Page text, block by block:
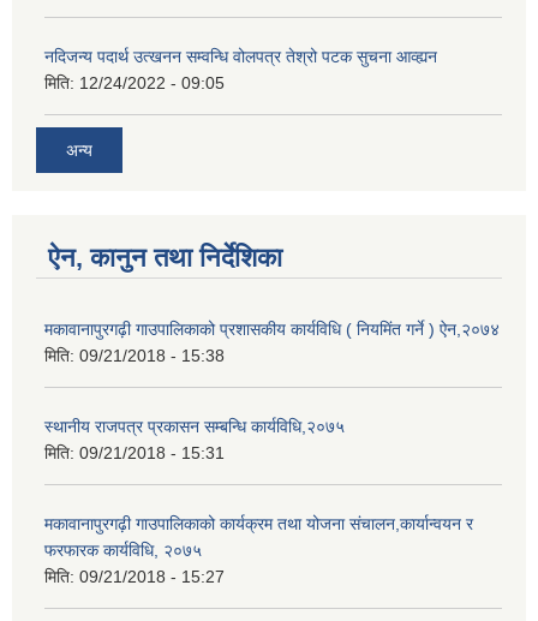
नदिजन्य पदार्थ उत्खनन सम्वन्धि वोलपत्र तेश्रो पटक सुचना आव्ह्यन
मिति: 12/24/2022 - 09:05
अन्य
ऐन, कानुन तथा निर्देशिका
मकावानापुरगढ़ी गाउपालिकाको प्रशासकीय कार्यविधि ( नियमिंत गर्ने ) ऐन,२०७४
मिति: 09/21/2018 - 15:38
स्थानीय राजपत्र प्रकासन सम्बन्धि कार्यविधि,२०७५
मिति: 09/21/2018 - 15:31
मकावानापुरगढ़ी गाउपालिकाको कार्यक्रम तथा योजना संचालन,कार्यान्वयन र
फरफारक कार्यविधि, २०७५
मिति: 09/21/2018 - 15:27